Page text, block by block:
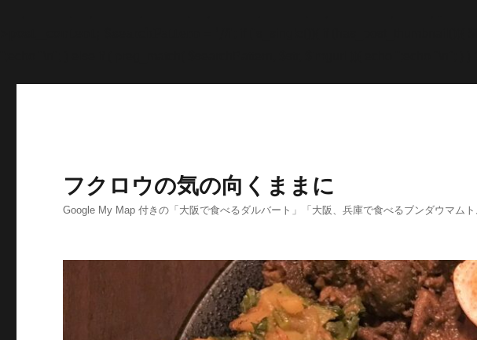
フクロウの気の向くままに
Google My Map 付きの「大阪で食べるダルバート」「大阪、兵庫で食べるブンダウマ